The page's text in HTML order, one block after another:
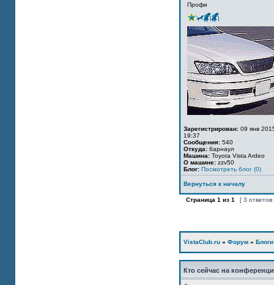
Профи
Зарегистрирован: 09 янв
19:37
Сообщения: 540
Откуда: барнаул
Машина: Toyota Vista Ardeo
О машине: zzv50
Блог: Посмотреть блог (0)
Вернуться к началу
Страница 1 из 1 [ 3
VistaClub.ru » Форум » Блоги
Кто сейчас на